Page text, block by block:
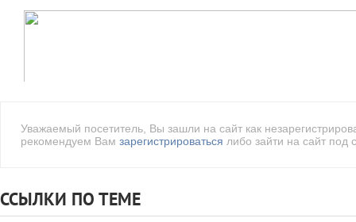
Уважаемый посетитель, Вы зашли на сайт как
рекомендуем Вам зарегистрироваться либо зайти на сайт
ССЫЛКИ ПО ТЕМЕ